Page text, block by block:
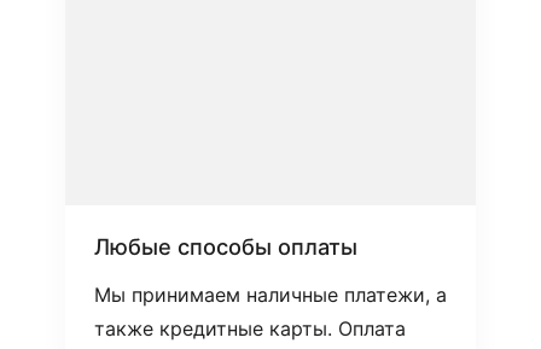
Любые способы оплаты
Мы принимаем наличные платежи, а
также кредитные карты. Оплата